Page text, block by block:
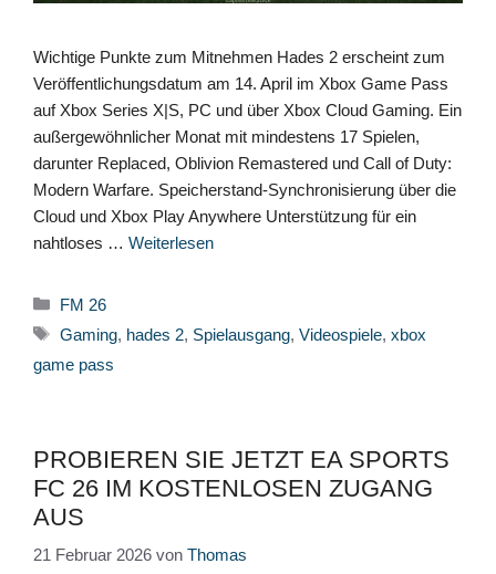
Wichtige Punkte zum Mitnehmen Hades 2 erscheint zum
Veröffentlichungsdatum am 14. April im Xbox Game Pass
auf Xbox Series X|S, PC und über Xbox Cloud Gaming. Ein
außergewöhnlicher Monat mit mindestens 17 Spielen,
darunter Replaced, Oblivion Remastered und Call of Duty:
Modern Warfare. Speicherstand-Synchronisierung über die
Cloud und Xbox Play Anywhere Unterstützung für ein
nahtloses … Weiterlesen
Kategorien
FM 26
Schlagwörter
Gaming, hades 2, Spielausgang, Videospiele, xbox
game pass
PROBIEREN SIE JETZT EA SPORTS
FC 26 IM KOSTENLOSEN ZUGANG
AUS
21 Februar 2026 von Thomas